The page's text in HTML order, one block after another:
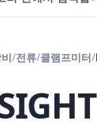
/전류/클램프미터/